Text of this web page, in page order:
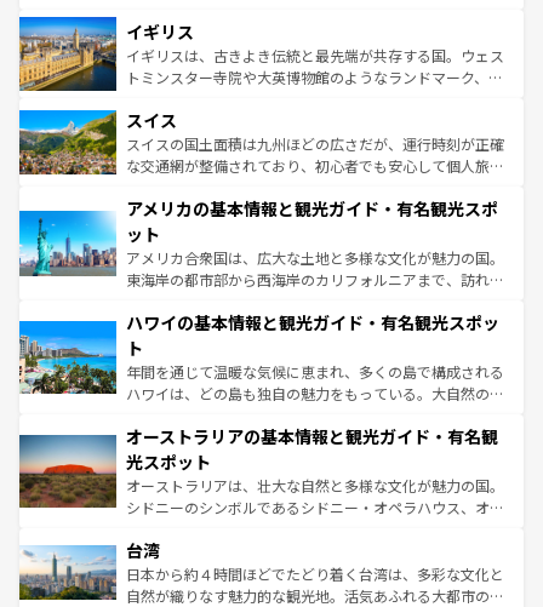
香り高いラベンダー畑など、多彩な楽しみ方が可能だ。さ
らに、パリ以外の地域にも魅力が溢れており、どの街角に
も豊かな歴史と文化が息づいている。パリ以外の個性あふ
を参照してほしい。
顔を持つこの国は、どこを歩いても飽きることがない。ベ
ルリンの文化的活気、バイエルン州のアルプスの絶景、そ
してライン川沿いのワイン畑といった風景は必見。ビール
は、お酒好きな人にはぜひ体験してほしい。 なお、新着の
ドイツ情報はコンテンツ一覧を参照してほしい。
イギリス
イギリスは、古きよき伝統と最先端が共存する国。ウェス
トミンスター寺院や大英博物館のようなランドマーク、歴
リアごとに異なる魅力がある。また、優雅なアフタヌーン
ティー、ビール好きにはたまらない英国パブ、サッカー観
戦など、本場だからこそできる体験も豊富。イギリスを旅
ンツ一覧を参照してほしい。
スイス
スイスの国土面積は九州ほどの広さだが、運行時刻が正確
な交通網が整備されており、初心者でも安心して個人旅行
の建物がそのまま残る町や、スイスならではのユニークな
博物館もあり、アルプス観光だけでなく町歩きも満喫する
ことができる。国民の所得が高いため物価も高いが、旅行
者向けの交通パス提供のサービスもあり、うまく活用すれ
着のスイス情報はコンテンツ一覧を参照してほしい。
アメリカの基本情報と観光ガイド・有名観光スポ
ット
アメリカ合衆国は、広大な土地と多様な文化が魅力の国。
東海岸の都市部から西海岸のカリフォルニアまで、訪れる
のような巨大都市は、観光、ショッピング、エンターテイ
ンメントが詰まった刺激的なスポットだ。一方、アメリカ
西部には大自然が広がり、グランドキャニオンやイエロー
ストーン国立公園といった絶景が堪能できる。さらに、南
文化が魅力。旅行者はアメリカの各地域で異なる魅力を楽
しみながら、その多様性と豊かな歴史を感じることができ
るだろう。車でのロードトリップや列車の旅も、アメリカ
ならではの贅沢な旅のスタイルだ。 なお、新着のアメリカ
情報は コンテンツ一覧 を参照してほしい。
ハワイの基本情報と観光ガイド・有名観光スポッ
ト
年間を通じて温暖な気候に恵まれ、多くの島で構成される
ハワイは、どの島も独自の魅力をもっている。大自然の神
ワイ島は見逃せない。また、定番の観光地といえばオアフ
島だが、静かな自然を求めるならマウイ島やカウアイ島が
おすすめ。エメラルドグリーンに輝く海をはじめ、豊かな
文化や歴史が息づいている。「アロハスピリット」と呼ば
人々、おいしいローカルフードやハワイアンミュージッ
ク、伝統的なフラダンスなど、すべてがハワイの魅力を彩
っている。訪れるたびに新しい発見と感動が待っているハ
オーストラリアの基本情報と観光ガイド・有名観
光スポット
オーストラリアは、壮大な自然と多様な文化が魅力の国。
シドニーのシンボルであるシドニー・オペラハウス、オー
リアリーフや大陸中央部にそびえるウルル（エアーズロッ
ク）、タスマニアの美しい原生林やケアンズの熱帯雨林な
ど、見どころがたくさん。また、カフェやワイン、オージ
台湾
日本から約４時間ほどでたどり着く台湾は、多彩な文化と
自然が織りなす魅力的な観光地。活気あふれる大都市の台